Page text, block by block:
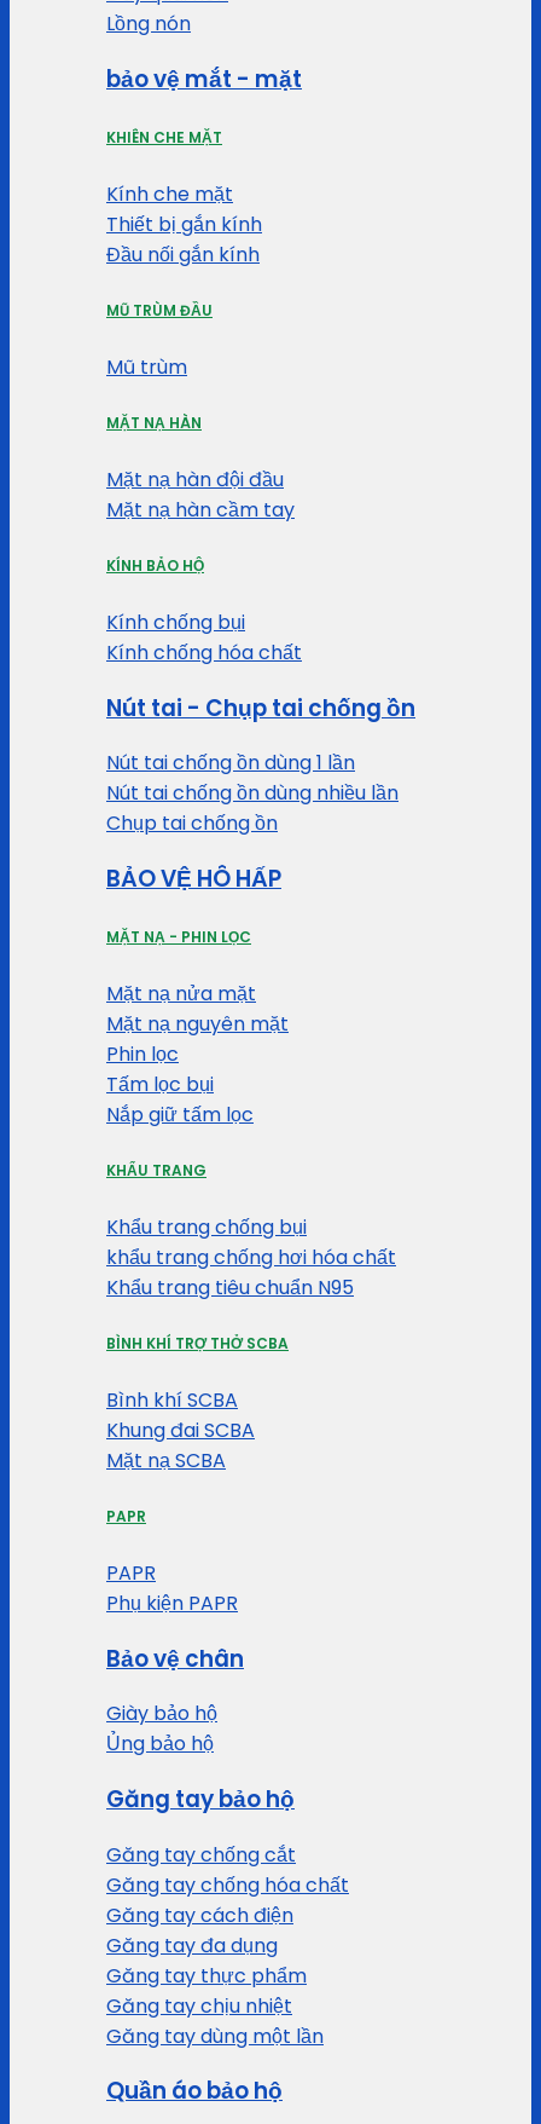
Lồng nón
bảo vệ mắt - mặt
KHIÊN CHE MẶT
Kính che mặt
Thiết bị gắn kính
Đầu nối gắn kính
MŨ TRÙM ĐẦU
Mũ trùm
MẶT NẠ HÀN
Mặt nạ hàn đội đầu
Mặt nạ hàn cầm tay
KÍNH BẢO HỘ
Kính chống bụi
Kính chống hóa chất
Nút tai - Chụp tai chống ồn
Nút tai chống ồn dùng 1 lần
Nút tai chống ồn dùng nhiều lần
Chụp tai chống ồn
BẢO VỆ HÔ HẤP
MẶT NẠ - PHIN LỌC
Mặt nạ nửa mặt
Mặt nạ nguyên mặt
Phin lọc
Tấm lọc bụi
Nắp giữ tấm lọc
KHẨU TRANG
Khẩu trang chống bụi
khẩu trang chống hơi hóa chất
Khẩu trang tiêu chuẩn N95
BÌNH KHÍ TRỢ THỞ SCBA
Bình khí SCBA
Khung đai SCBA
Mặt nạ SCBA
PAPR
PAPR
Phụ kiện PAPR
Bảo vệ chân
Giày bảo hộ
Ủng bảo hộ
Găng tay bảo hộ
Găng tay chống cắt
Găng tay chống hóa chất
Găng tay cách điện
Găng tay đa dụng
Găng tay thực phẩm
Găng tay chịu nhiệt
Găng tay dùng một lần
Quần áo bảo hộ